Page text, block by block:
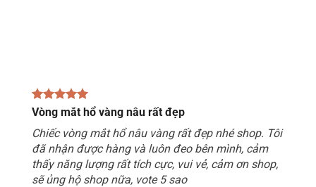
Vòng mắt hổ vàng nâu rất đẹp
Chiếc vòng mắt hổ nâu vàng rất đẹp nhé shop. Tôi
đã nhận được hàng và luôn đeo bên mình, cảm
thấy năng lượng rất tích cực, vui vẻ, cảm ơn shop,
sẽ ủng hộ shop nữa, vote 5 sao